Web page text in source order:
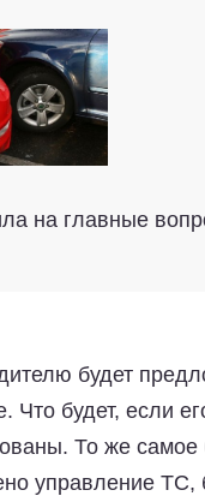
на главные
будет
Что будет, если
То же
управление ТС,